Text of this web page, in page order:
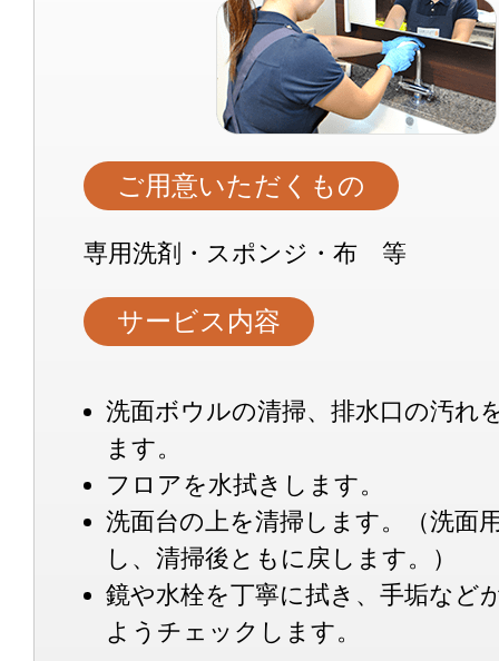
ご用意いただくもの
専用洗剤・スポンジ・布 等
サービス内容
洗面ボウルの清掃、排水口の汚れ
ます。
フロアを水拭きします。
洗面台の上を清掃します。（洗面
し、清掃後ともに戻します。）
鏡や水栓を丁寧に拭き、手垢など
ようチェックします。